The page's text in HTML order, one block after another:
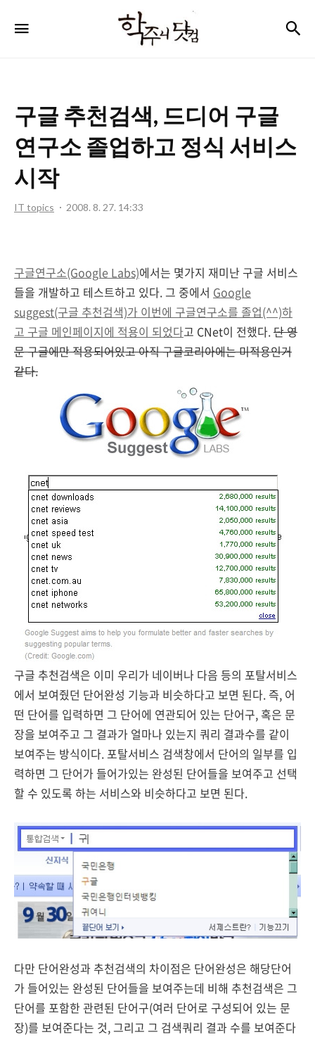
주
컴
구글 추천검색, 드디어 구글
연구소 졸업하고 정식 서비스
시작
IT topics 2008. 8. 27. 14:33
구글연구소(Google Labs)에서는 몇가지 재미난 구글 서비스
들을 개발하고 테스트하고 있다. 그 중에서 Google
suggest(구글 추천검색)가 이번에 구글연구소를 졸업(^^)하
고 구글 메인페이지에 적용이 되었다고 CNet이 전했다.단 영
문 구글에만 적용되어있고 아직 구글코리아에는 미적용인거
같다.
구글 추천검색은 이미 우리가 네이버나 다음 등의 포탈서비스
에서 보여줬던 단어완성 기능과 비슷하다고 보면 된다. 즉, 어
떤 단어를 입력하면 그 단어에 연관되어 있는 단어구, 혹은 문
장을 보여주고 그 결과가 얼마나 있는지 쿼리 결과수를 같이
보여주는 방식이다. 포탈서비스 검색창에서 단어의 일부를 입
력하면 그 단어가 들어가있는 완성된 단어들을 보여주고 선택
할 수 있도록 하는 서비스와 비슷하다고 보면 된다.
다만 단어완성과 추천검색의 차이점은 단어완성은 해당단어
가 들어있는 완성된 단어들을 보여주는데 비해 추천검색은 그
단어를 포함한 관련된 단어구(여러 단어로 구성되어 있는 문
장)를 보여준다는 것, 그리고 그 검색쿼리 결과 수를 보여준다